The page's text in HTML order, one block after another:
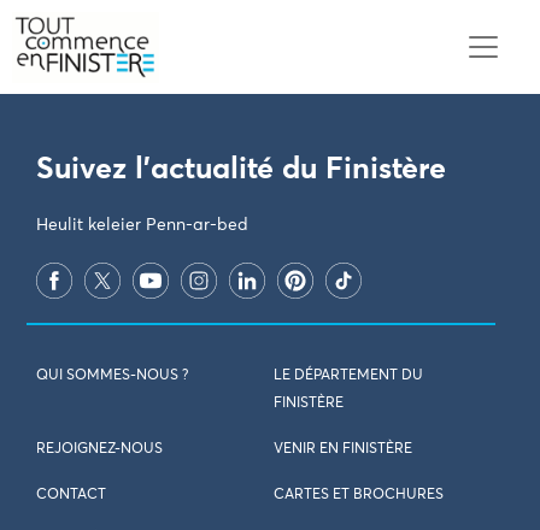
PARAMÈTRES DES COOKIES
Suivez l'actualité du Finistère
Heulit keleier Penn-ar-bed
QUI SOMMES-NOUS ?
LE DÉPARTEMENT DU
FINISTÈRE
REJOIGNEZ-NOUS VENIR EN FINISTÈRE
CONTACT CARTES ET BROCHURES